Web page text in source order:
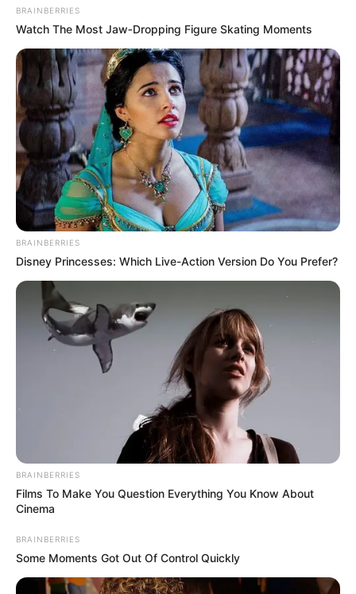
BRAINBERRIES
Watch The Most Jaw‑Dropping Figure Skating Moments
BRAINBERRIES
Disney Princesses: Which Live-Action Version Do You Prefer?
BRAINBERRIES
Films To Make You Question Everything You Know About
Cinema
BRAINBERRIES
Some Moments Got Out Of Control Quickly